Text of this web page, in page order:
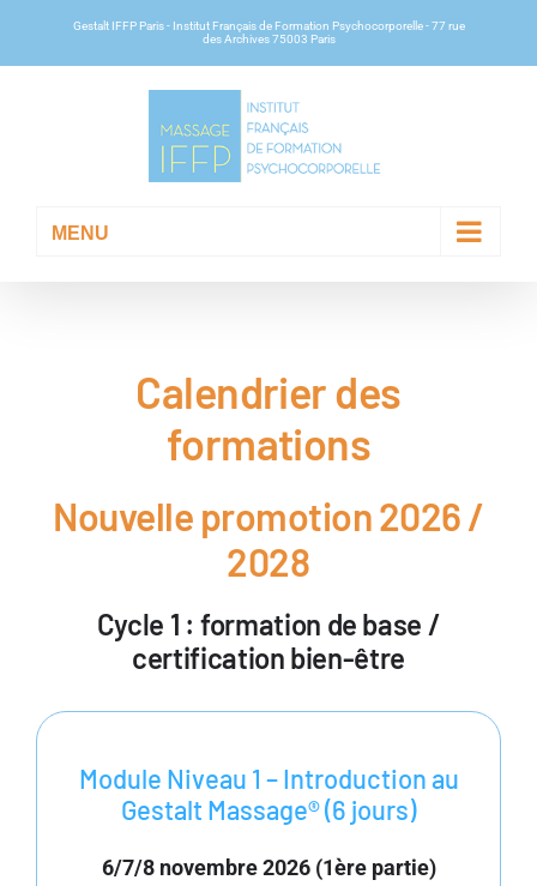
Gestalt IFFP Paris- Institut Français de Formation Psychocorporelle -77 rue
des Archives 75003 Paris
Calendrier des
formations
Nouvelle promotion 2026 /
2028
Cycle 1 : formation de base /
certification bien-être
Module Niveau 1 – Introduction au
Gestalt Massage® (6 jours)
6/7/8 novembre 2026 (1ère partie)